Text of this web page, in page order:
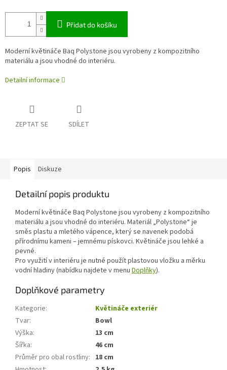
Přidat do košíku
Moderní květináče Baq Polystone jsou vyrobeny z kompozitního
materiálu a jsou vhodné do interiéru.
Detailní informace
ZEPTAT SE SDÍLET
Popis Diskuze
Detailní popis produktu
Moderní květináče Baq Polystone jsou vyrobeny z kompozitního
materiálu a jsou vhodné do interiéru. Materiál „Polystone“ je
směs plastu a mletého vápence, který se navenek podobá
přírodnímu kameni – jemnému pískovci. Květináče jsou lehké a
pevné.
Pro využití v interiéru je nutné použít plastovou vložku a měrku
vodní hladiny (nabídku najdete v menu Doplňky).
Doplňkové parametry
Kategorie:
Květináče exteriér
Tvar:
Bowl
Výška:
13 cm
Šířka:
46 cm
Průměr pro obal rostliny: 18 cm